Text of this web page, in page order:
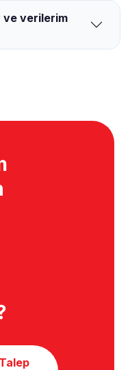
ve verilerim